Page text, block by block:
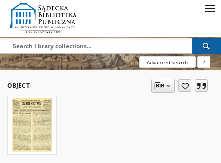
Advanced search ?
OBJECT